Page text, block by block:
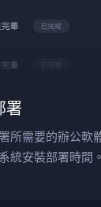
署
所需要的辦公軟
統安裝部署時間。